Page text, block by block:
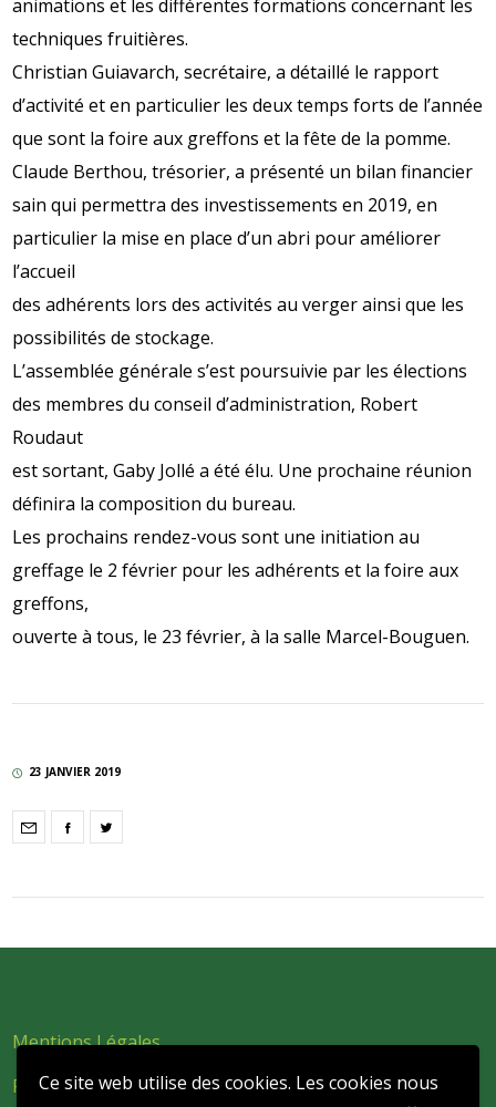
Ce site web utilise des cookies. Les cookies nous
animations et les différentes formations concernant les
techniques fruitières.
Christian Guiavarch, secrétaire, a détaillé le rapport
d’activité et en particulier les deux temps forts de l’année
que sont la foire aux greffons et la fête de la pomme.
Claude Berthou, trésorier, a présenté un bilan financier
sain qui permettra des investissements en 2019, en
particulier la mise en place d’un abri pour améliorer
l’accueil
des adhérents lors des activités au verger ainsi que les
possibilités de stockage.
L’assemblée générale s’est poursuivie par les élections
des membres du conseil d’administration, Robert
Roudaut
est sortant, Gaby Jollé a été élu. Une prochaine réunion
définira la composition du bureau.
Les prochains rendez-vous sont une initiation au
greffage le 2 février pour les adhérents et la foire aux
greffons,
ouverte à tous, le 23 février, à la salle Marcel-Bouguen.
23 JANVIER 2019
Mentions Légales
Politique de confidentialité et de protection des données